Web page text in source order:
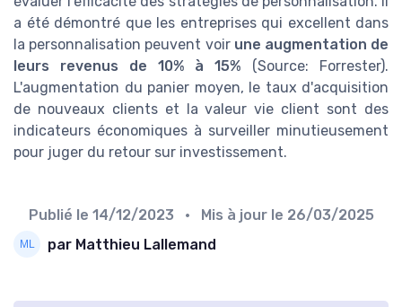
a été démontré que les entreprises qui excellent dans
la personnalisation peuvent voir une augmentation de
leurs revenus de 10% à 15% (Source: Forrester).
L'augmentation du panier moyen, le taux d'acquisition
de nouveaux clients et la valeur vie client sont des
indicateurs économiques à surveiller minutieusement
pour juger du retour sur investissement.
Publié le 14/12/2023 • Mis à jour le 26/03/2025
par Matthieu Lallemand